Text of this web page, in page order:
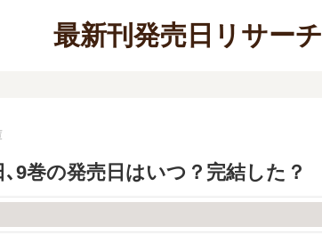
最新刊発売日リサーチ
9巻の発売日はいつ？完結した？